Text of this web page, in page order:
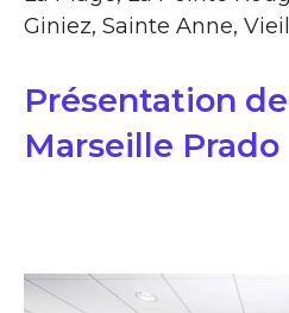
Giniez, Sainte Anne,
Présentation
Marseille Prado